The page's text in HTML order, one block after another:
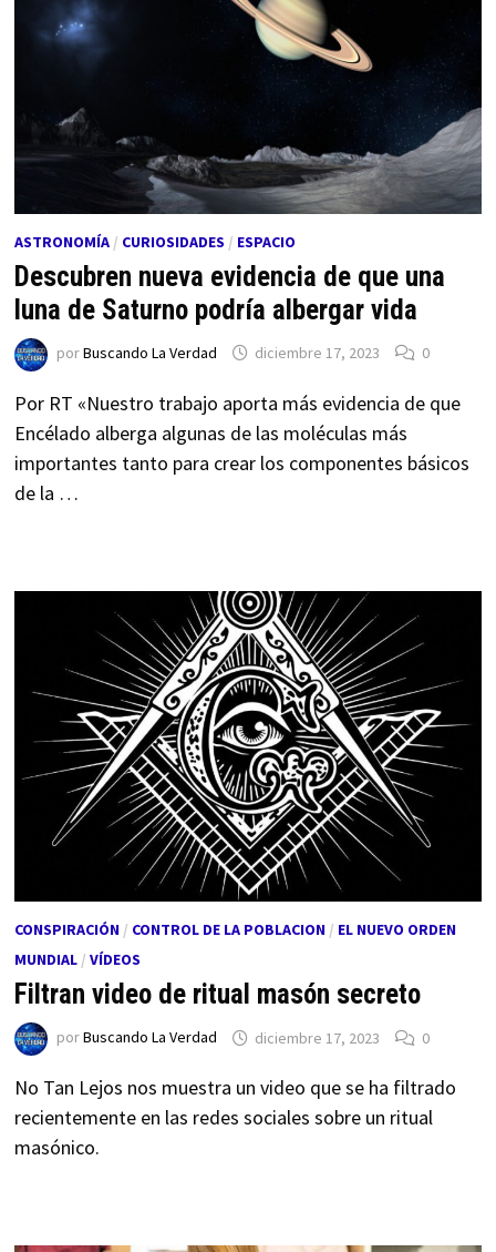
ASTRONOMÍA/ CURIOSIDADES / ESPACIO
Descubren nueva evidencia de que una
luna de Saturno podría albergar vida
porBuscando La Verdad diciembre 17, 2023 0
Por RT «Nuestro trabajo aporta más evidencia de que
Encélado alberga algunas de las moléculas más
importantes tanto para crear los componentes básicos
de la …
CONSPIRACIÓN/ CONTROL DE LA POBLACION/ EL NUEVO ORDEN
MUNDIAL/ VÍDEOS
Filtran video de ritual masón secreto
porBuscando La Verdad diciembre 17, 2023 0
No Tan Lejos nos muestra un video que se ha filtrado
recientemente en las redes sociales sobre un ritual
masónico.